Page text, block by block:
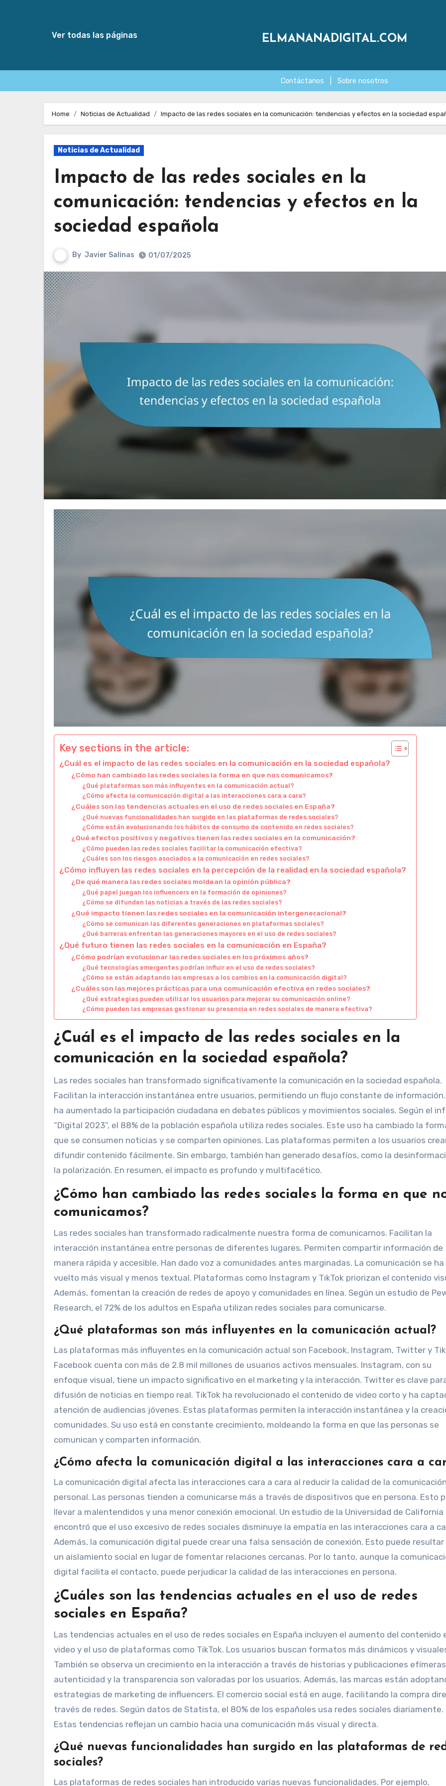
Ver todas las páginas ELMANANADIGITAL.COM
Contáctanos Sobre nosotros
Home Noticias de Actualidad Impacto de las redes sociales en la comunicación: tendencias y efectos en la sociedad
Noticias de Actualidad
Impacto de las redes sociales en la
comunicación: tendencias y efectos en la
sociedad española
By Javier Salinas 01/07/2025
Key sections in the article:
¿Cuál es el impacto de las redes sociales en la comunicación en la sociedad española?
¿Cómo han cambiado las redes sociales la forma en que nos comunicamos?
¿Qué plataformas son más influyentes en la comunicación actual?
¿Cómo afecta la comunicación digital a las interacciones cara a cara?
¿Cuáles son las tendencias actuales en el uso de redes sociales en España?
¿Qué nuevas funcionalidades han surgido en las plataformas de redes sociales?
¿Cómo están evolucionando los hábitos de consumo de contenido en redes sociales?
¿Qué efectos positivos y negativos tienen las redes sociales en la comunicación?
¿Cómo pueden las redes sociales facilitar la comunicación efectiva?
¿Cuáles son los riesgos asociados a la comunicación en redes sociales?
¿Cómo influyen las redes sociales en la percepción de la realidad en la sociedad española?
¿De qué manera las redes sociales moldean la opinión pública?
¿Qué papel juegan los influencers en la formación de opiniones?
¿Cómo se difunden las noticias a través de las redes sociales?
¿Qué impacto tienen las redes sociales en la comunicación intergeneracional?
¿Cómo se comunican las diferentes generaciones en plataformas sociales?
¿Qué barreras enfrentan las generaciones mayores en el uso de redes sociales?
¿Qué futuro tienen las redes sociales en la comunicación en España?
¿Cómo podrían evolucionar las redes sociales en los próximos años?
¿Qué tecnologías emergentes podrían influir en el uso de redes sociales?
¿Cómo se están adaptando las empresas a los cambios en la comunicación digital?
¿Cuáles son las mejores prácticas para una comunicación efectiva en redes sociales?
¿Qué estrategias pueden utilizar los usuarios para mejorar su comunicación online?
¿Cómo pueden las empresas gestionar su presencia en redes sociales de manera efectiva?
¿Cuál es el impacto de las redes sociales en la
comunicación en la sociedad española?
Las redes sociales han transformado significativamente la comunicación en la sociedad española.
Facilitan la interacción instantánea entre usuarios, permitiendo un flujo constante de
ha aumentado la participación ciudadana en debates públicos y movimientos sociales. Según el
“Digital 2023”, el 88% de la población española utiliza redes sociales. Este uso ha cambiado la
que se consumen noticias y se comparten opiniones. Las plataformas permiten a los usuarios
difundir contenido fácilmente. Sin embargo, también han generado desafíos, como la
la polarización. En resumen, el impacto es profundo y multifacético.
¿Cómo han cambiado las redes sociales la forma en que
comunicamos?
Las redes sociales han transformado radicalmente nuestra forma de comunicarnos. Facilitan la
interacción instantánea entre personas de diferentes lugares. Permiten compartir información de
manera rápida y accesible. Han dado voz a comunidades antes marginadas. La comunicación se ha
vuelto más visual y menos textual. Plataformas como Instagram y TikTok priorizan el contenido
Además, fomentan la creación de redes de apoyo y comunidades en línea. Según un estudio de
Research, el 72% de los adultos en España utilizan redes sociales para comunicarse.
¿Qué plataformas son más influyentes en la comunicación actual?
Las plataformas más influyentes en la comunicación actual son Facebook, Instagram, Twitter y
Facebook cuenta con más de 2.8 mil millones de usuarios activos mensuales. Instagram, con su
enfoque visual, tiene un impacto significativo en el marketing y la interacción. Twitter es clave
difusión de noticias en tiempo real. TikTok ha revolucionado el contenido de video corto y ha
atención de audiencias jóvenes. Estas plataformas permiten la interacción instantánea y la
comunidades. Su uso está en constante crecimiento, moldeando la forma en que las personas se
comunican y comparten información.
¿Cómo afecta la comunicación digital a las interacciones cara a
La comunicación digital afecta las interacciones cara a cara al reducir la calidad de la comunicación
personal. Las personas tienden a comunicarse más a través de dispositivos que en persona. Esto
llevar a malentendidos y una menor conexión emocional. Un estudio de la Universidad de California
encontró que el uso excesivo de redes sociales disminuye la empatía en las interacciones cara a
Además, la comunicación digital puede crear una falsa sensación de conexión. Esto puede resultar
un aislamiento social en lugar de fomentar relaciones cercanas. Por lo tanto, aunque la
digital facilita el contacto, puede perjudicar la calidad de las interacciones en persona.
¿Cuáles son las tendencias actuales en el uso de redes
sociales en España?
Las tendencias actuales en el uso de redes sociales en España incluyen el aumento del contenido
video y el uso de plataformas como TikTok. Los usuarios buscan formatos más dinámicos y
También se observa un crecimiento en la interacción a través de historias y publicaciones
autenticidad y la transparencia son valoradas por los usuarios. Además, las marcas están
estrategias de marketing de influencers. El comercio social está en auge, facilitando la compra
través de redes. Según datos de Statista, el 80% de los españoles usa redes sociales diariamente.
Estas tendencias reflejan un cambio hacia una comunicación más visual y directa.
¿Qué nuevas funcionalidades han surgido en las plataformas de
sociales?
Las plataformas de redes sociales han introducido varias nuevas funcionalidades. Por ejemplo,